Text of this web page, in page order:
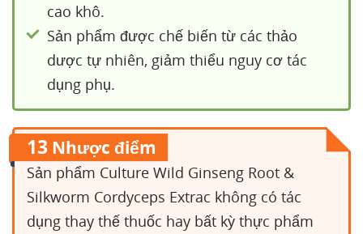
cao khô.
Sản phẩm được chế biến từ các thảo
dược tự nhiên, giảm thiểu nguy cơ tác
dụng phụ.
13 Nhược điểm
Sản phẩm Culture Wild Ginseng Root &
Silkworm Cordyceps Extrac không có tác
dụng thay thế thuốc hay bất kỳ thực phẩm